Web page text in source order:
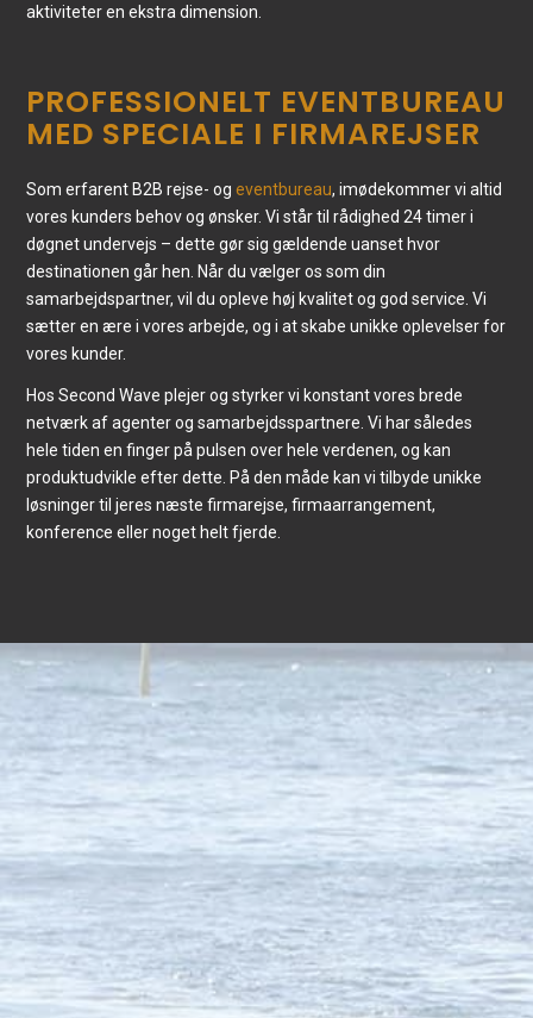
aktiviteter en ekstra dimension.
PROFESSIONELT EVENTBUREAU
MED SPECIALE I FIRMAREJSER
Som erfarent B2B rejse- ogeventbureau, imødekommer vi altid
vores kunders behov og ønsker. Vi står til rådighed 24 timer i
døgnet undervejs – dette gør sig gældende uanset hvor
destinationen går hen. Når du vælger os som din
samarbejdspartner, vil du opleve høj kvalitet og god service. Vi
sætter en ære i vores arbejde, og i at skabe unikke oplevelser for
vores kunder.
Hos Second Wave plejer og styrker vi konstant vores brede
netværk af agenter og samarbejdsspartnere. Vi har således
hele tiden en finger på pulsen over hele verdenen, og kan
produktudvikle efter dette. På den måde kan vi tilbyde unikke
løsninger til jeres næste firmarejse, firmaarrangement,
konference eller noget helt fjerde.